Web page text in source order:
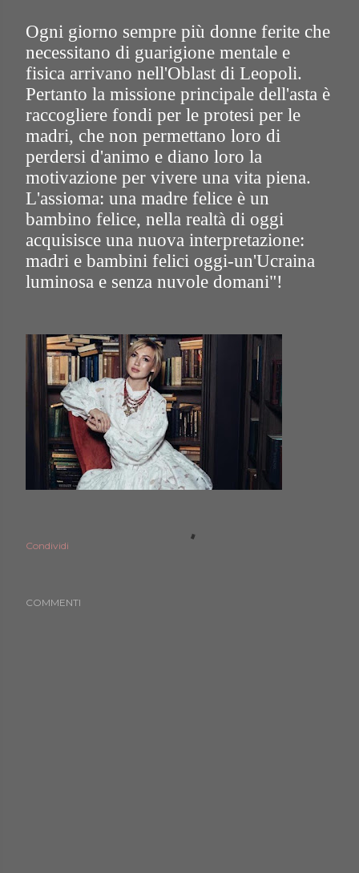
Ogni giorno sempre più donne ferite che
necessitano di guarigione mentale e
fisica arrivano nell'Oblast di Leopoli.
Pertanto la missione principale dell'asta è
raccogliere fondi per le protesi per le
madri, che non permettano loro di
perdersi d'animo e diano loro la
motivazione per vivere una vita piena.
L'assioma: una madre felice è un
bambino felice, nella realtà di oggi
acquisisce una nuova interpretazione:
madri e bambini felici oggi-un'Ucraina
luminosa e senza nuvole domani"!
Condividi
COMMENTI